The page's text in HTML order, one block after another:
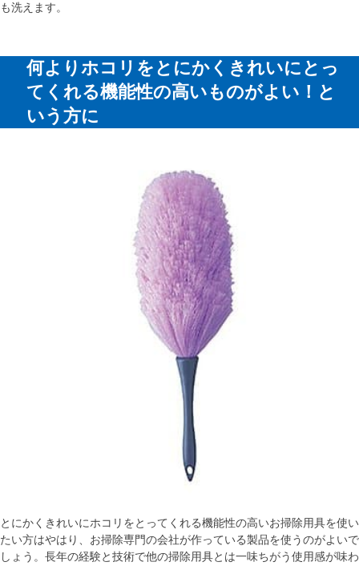
も洗えます。
何よりホコリをとにかくきれいにとっ
てくれる機能性の高いものがよい！と
いう方に
とにかくきれいにホコリをとってくれる機能性の高いお掃除用具を使い
たい方はやはり、お掃除専門の会社が作っている製品を使うのがよいで
しょう。長年の経験と技術で他の掃除用具とは一味ちがう使用感が味わ